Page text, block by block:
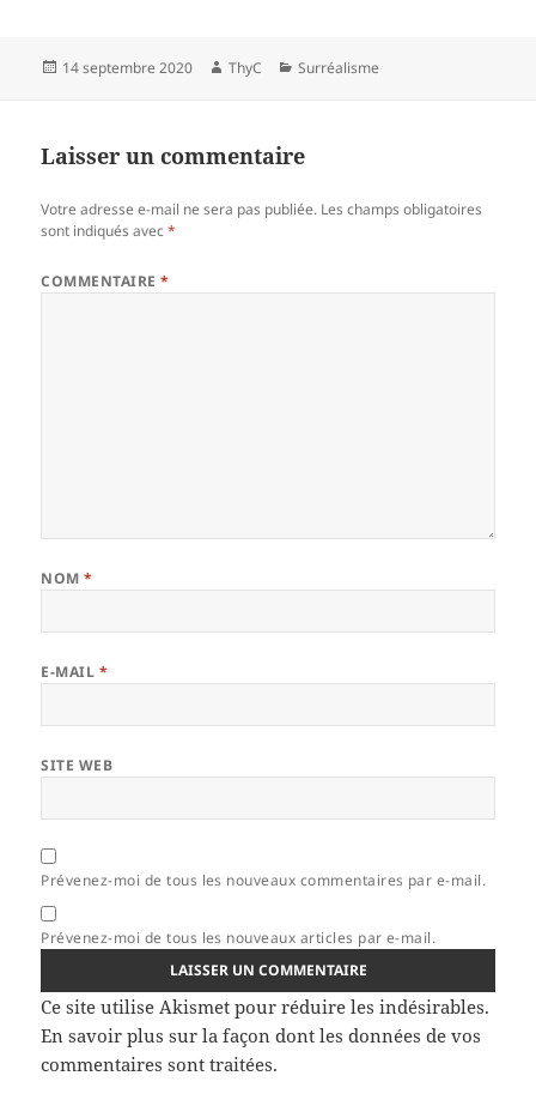
Publié
14 septembre 2020 Auteur
ThyC Catégories
Surréalisme
Laisser un commentaire
Votre adresse e-mail ne sera pas publiée. Les champs obligatoires
sont indiqués avec*
COMMENTAIRE*
NOM*
E-MAIL *
SITE WEB
Prévenez-moi de tous les nouveaux commentaires par e-mail.
Prévenez-moi de tous les nouveaux articles par e-mail.
Ce site utilise Akismet pour réduire les indésirables.
En savoir plus sur la façon dont les données de vos
commentaires sont traitées.